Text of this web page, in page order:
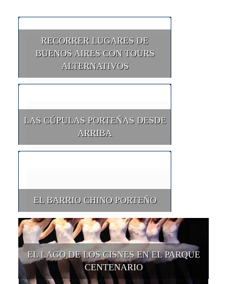
RECORRER LUGARES DE
BUENOS AIRES CON TOURS
ALTERNATIVOS
LAS CÚPULAS PORTEÑAS DESDE
ARRIBA
EL BARRIO CHINO PORTEÑO
EL LAGO DE LOS CISNES EN EL PARQUE
CENTENARIO